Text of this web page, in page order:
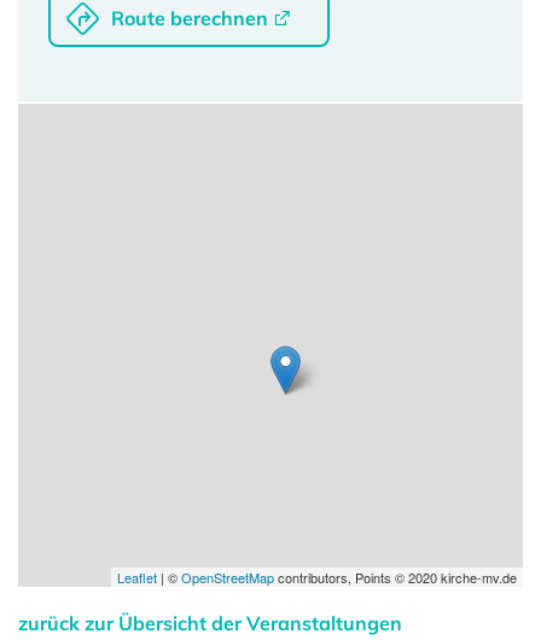
Route berechnen
Leaflet | ©OpenStreetMapcontributors, Points © 2020 kirche-mv.de
zurück zur Übersicht der Veranstaltungen